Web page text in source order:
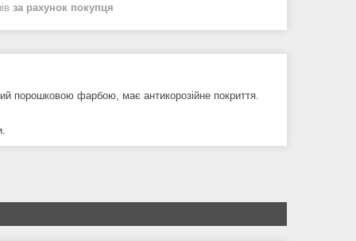
за рахунок покупця
порошковою фарбою, має антикорозійне покриття.